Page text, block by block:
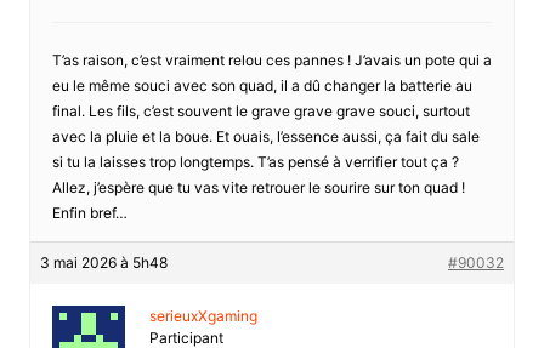
T’as raison, c’est vraiment relou ces pannes ! J’avais un pote qui a
eu le même souci avec son quad, il a dû changer la batterie au
final. Les fils, c’est souvent le grave grave grave souci, surtout
avec la pluie et la boue. Et ouais, l’essence aussi, ça fait du sale
si tu la laisses trop longtemps. T’as pensé à verrifier tout ça ?
Allez, j’espère que tu vas vite retrouer le sourire sur ton quad !
Enfin bref…
3 mai 2026 à 5h48 #90032
serieuxXgaming
Participant